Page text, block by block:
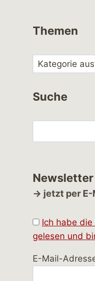
Themen
Suche
Newsletter
→ jetzt per E-
Ich habe
gelesen und
E-Mail-